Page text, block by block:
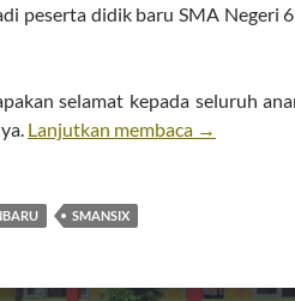
peserta didik baru SMA Negeri 6
selamat kepada seluruh
Lanjutkan membaca MPLS T.P
→
SMANSIX